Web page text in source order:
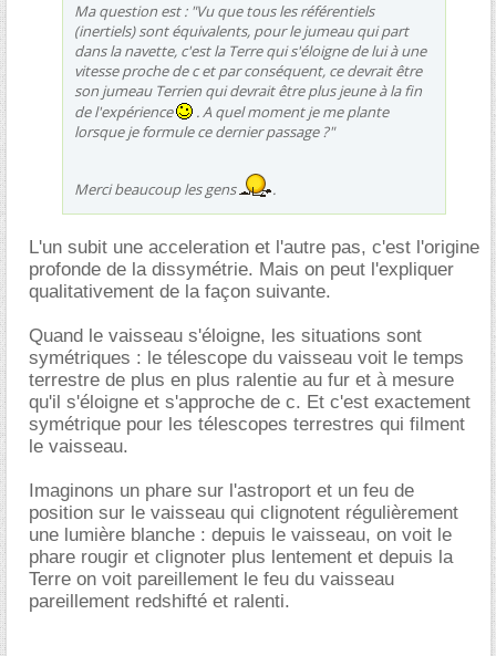
Ma question est : "Vu que tous les référentiels
(inertiels) sont équivalents, pour le jumeau qui part
dans la navette, c'est la Terre qui s'éloigne de lui à une
vitesse proche de c et par conséquent, ce devrait être
son jumeau Terrien qui devrait être plus jeune à la fin
de l'expérience
. A quel moment je me plante
lorsque je formule ce dernier passage ?"
Merci beaucoup les gens .
L'un subit une acceleration et l'autre pas, c'est l'origine
profonde de la dissymétrie. Mais on peut l'expliquer
qualitativement de la façon suivante.
Quand le vaisseau s'éloigne, les situations sont
symétriques : le télescope du vaisseau voit le temps
terrestre de plus en plus ralentie au fur et à mesure
qu'il s'éloigne et s'approche de c. Et c'est exactement
symétrique pour les télescopes terrestres qui filment
le vaisseau.
Imaginons un phare sur l'astroport et un feu de
position sur le vaisseau qui clignotent régulièrement
une lumière blanche : depuis le vaisseau, on voit le
phare rougir et clignoter plus lentement et depuis la
Terre on voit pareillement le feu du vaisseau
pareillement redshifté et ralenti.